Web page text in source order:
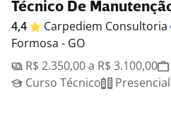
Técnico De
4,4 Carpediem Consultoria
Formosa - GO
R$ 2.350,00 a R$ 3.100,00
Curso Técnico
Presencial